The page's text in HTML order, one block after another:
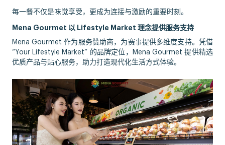
每一餐不仅是味觉享受，更成为连接与激励的重要时刻。
Mena Gourmet 以 Lifestyle Market 理念提供服务支持
Mena Gourmet 作为服务赞助商，为赛事提供多维度支持。凭借
“Your Lifestyle Market” 的品牌定位，Mena Gourmet 提供精选
优质产品与贴心服务，助力打造现代化生活方式体验。